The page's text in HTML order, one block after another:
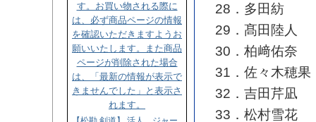
28．多田紡
29．髙田陸人
30．柏﨑佑奈
31．佐々木穂果
32．吉田芹凪
33．松村雪花